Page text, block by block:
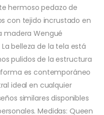
hermoso pedazo de
con tejido incrustado en
madera Wengué
belleza de la tela está
pulidos de la estructura
es contemporáneo
ideal en cualquier
similares disponibles
Medidas: Queen